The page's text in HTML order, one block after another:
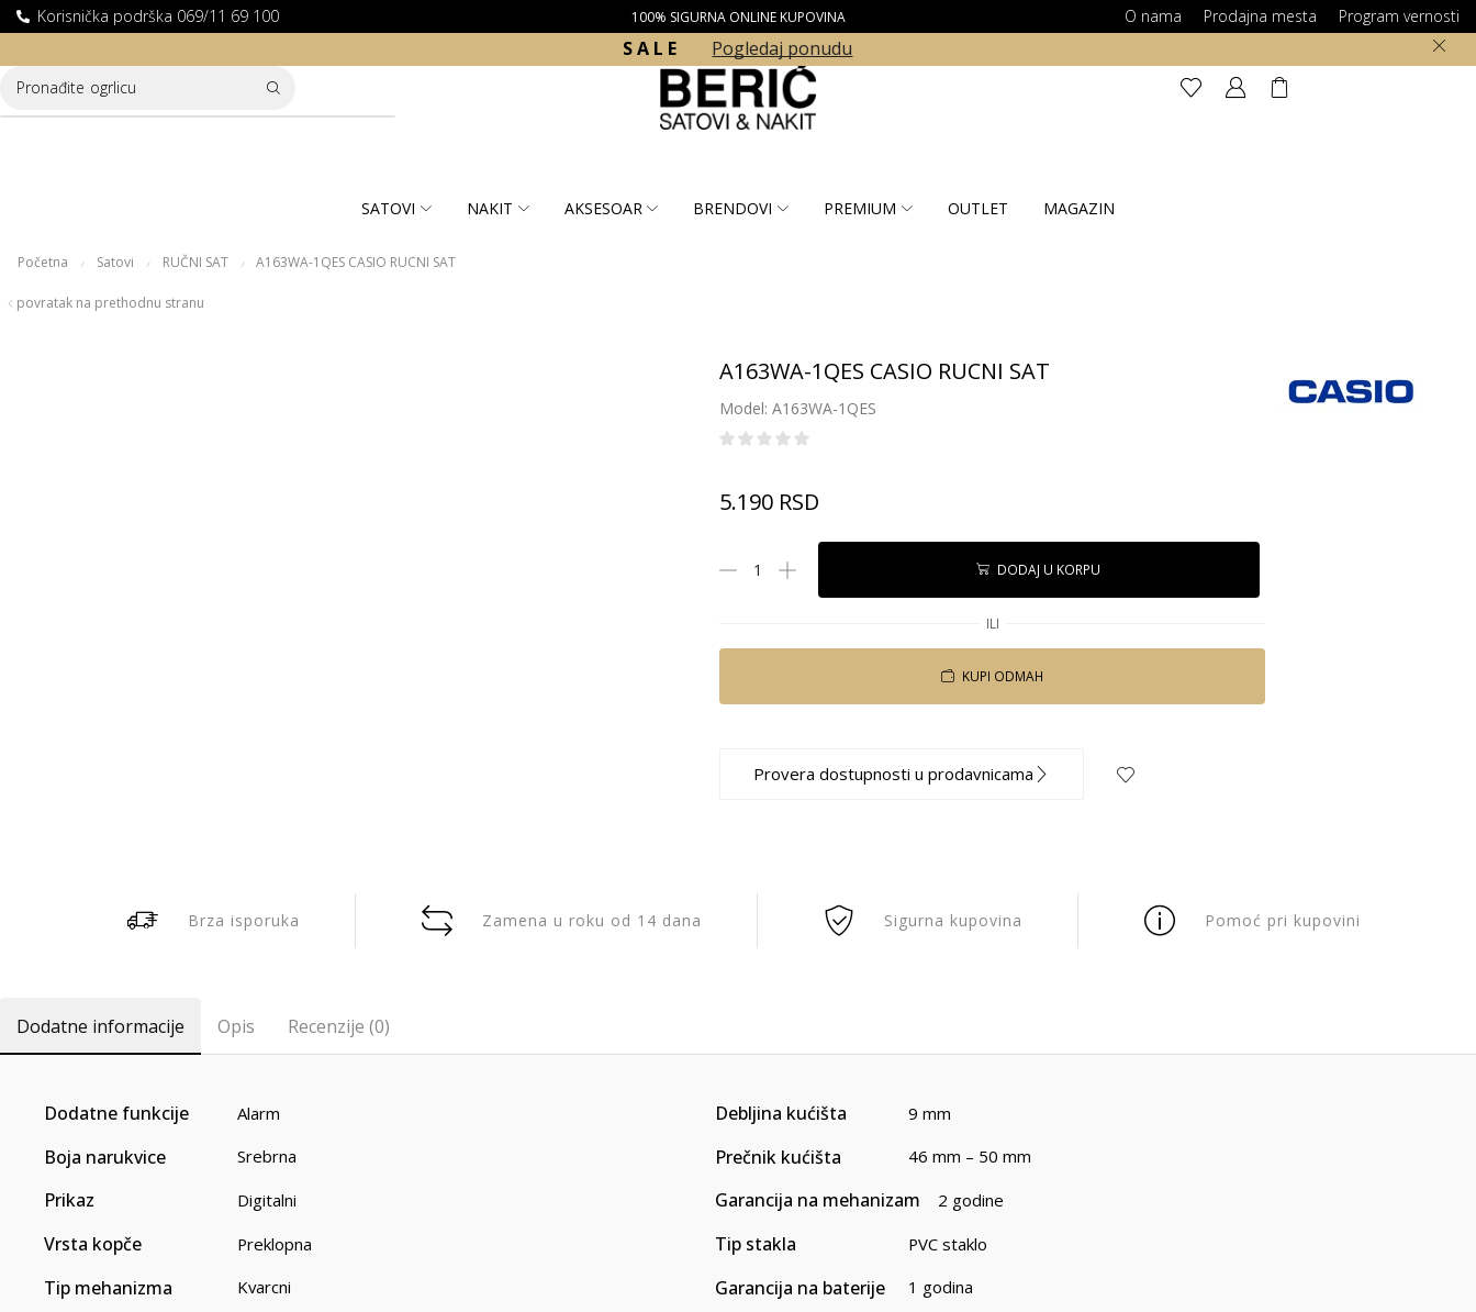
Korisnička podrška 069/11 69 100
DOSTAVA ZA KUPOVINE PREKO 10.000 RSD 100% SIGURNA ONLINE KUPOVINA O nama Prodajna mesta Program vernosti
S A L E Pogledaj ponudu
Pronađite ogrlicu
SATOVI NAKIT AKSESOAR BRENDOVI PREMIUM OUTLET MAGAZIN
Početna / Satovi / RUČNI SAT / A163WA-1QES CASIO RUCNI SAT
povratak na prethodnu stranu
A163WA-1QES CASIO RUCNI SAT
Model: A163WA-1QES
5.190 RSD
DODAJ U KORPU
ILI
KUPI ODMAH
Provera dostupnosti u prodavnicama
Brza isporuka Zamena u roku od 14 dana Sigurna kupovina Pomoć pri kupovini
Dodatne informacije Opis Recenzije (0)
Dodatne funkcije Alarm Debljina kućišta 9 mm
Boja narukvice Srebrna Prečnik kućišta 46 mm – 50 mm
Prikaz Digitalni Garancija na mehanizam 2 godine
Vrsta kopče Preklopna Tip stakla PVC staklo
Tip mehanizma Kvarcni Garancija na baterije 1 godina